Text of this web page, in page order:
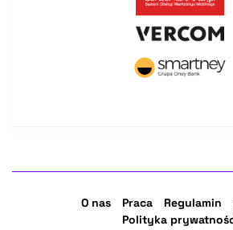
O nas Praca Regulamin
Polityka